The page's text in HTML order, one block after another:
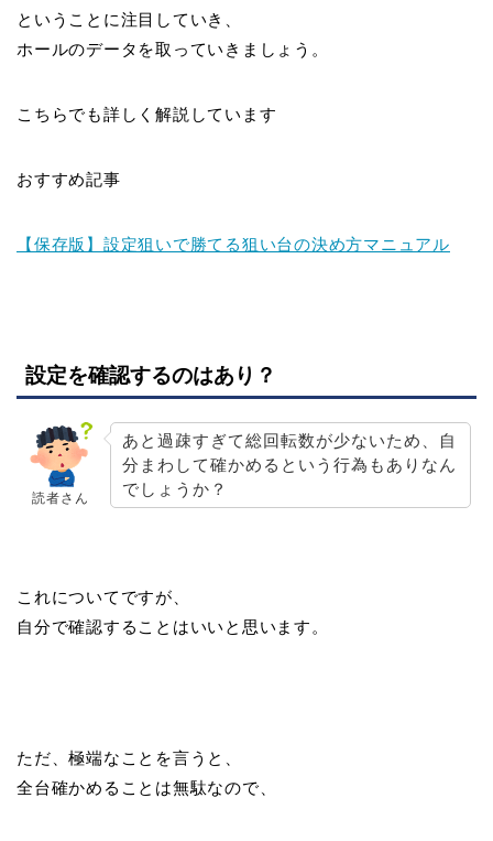
ということに注目していき、
ホールのデータを取っていきましょう。
こちらでも詳しく解説しています
おすすめ記事
【保存版】設定狙いで勝てる狙い台の決め方マニュアル
設定を確認するのはあり？
読者さん
あと過疎すぎて総回転数が少ないため、自
分まわして確かめるという行為もありなん
でしょうか？
これについてですが、
自分で確認することはいいと思います。
ただ、極端なことを言うと、
全台確かめることは無駄なので、